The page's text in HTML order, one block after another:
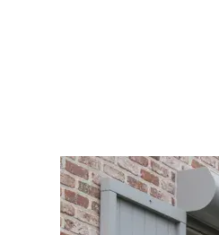
Pavillon
Appartement